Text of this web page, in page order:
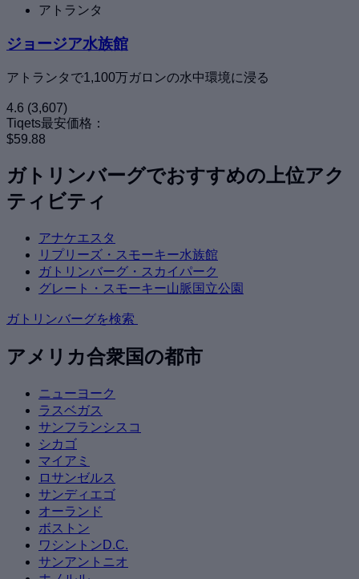
アトランタ
ジョージア水族館
アトランタで1,100万ガロンの水中環境に浸る
4.6 (3,607)
Tiqets最安価格：
$59.88
ガトリンバーグでおすすめの上位アク
ティビティ
アナケエスタ
リプリーズ・スモーキー水族館
ガトリンバーグ・スカイパーク
グレート・スモーキー山脈国立公園
ガトリンバーグを検索
アメリカ合衆国の都市
ニューヨーク
ラスベガス
サンフランシスコ
シカゴ
マイアミ
ロサンゼルス
サンディエゴ
オーランド
ボストン
ワシントンD.C.
サンアントニオ